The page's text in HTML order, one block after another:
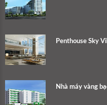
Penthouse Sky
Nhà máy vàng